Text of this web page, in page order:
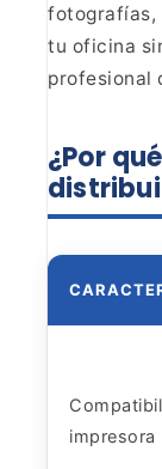
fotografías,
tu oficina
profesional
¿Por
impresora